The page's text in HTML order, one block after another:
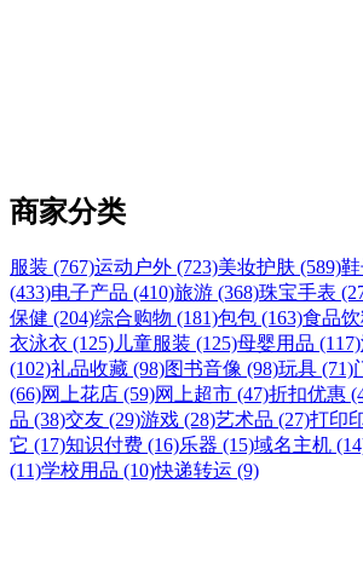
商家分类
服装 (767)运动户外 (723)美妆护肤 (589)鞋
(433)电子产品 (410)旅游 (368)珠宝手表
保健 (204)综合购物 (181)包包 (163)食品饮
衣泳衣 (125) 儿童服装 (125)母婴用品 (117)
(102)礼品收藏 (98)图书音像 (98)玩具 (71)
(66)网上花店 (59)网上超市 (47)折扣优惠
品 (38)交友 (29)游戏 (28)艺术品 (27)打印
它 (17)知识付费 (16)乐器 (15)域名主机
(11)学校用品 (10)快递转运 (9)